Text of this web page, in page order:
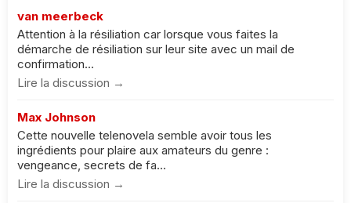
van meerbeck
Attention à la résiliation car lorsque vous faites la
démarche de résiliation sur leur site avec un mail de
confirmation...
Lire la discussion →
Max Johnson
Cette nouvelle telenovela semble avoir tous les
ingrédients pour plaire aux amateurs du genre :
vengeance, secrets de fa...
Lire la discussion →